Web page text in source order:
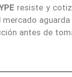
resiste y
mercado
antes de